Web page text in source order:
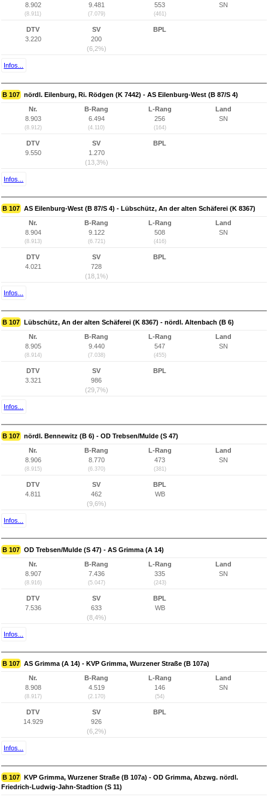
8.902
(8.911)
9.481
(7.079)
553
(461)
SN
DTV
3.220
SV
200
(6,2%)
BPL
Infos...
B 107 nördl. Eilenburg, Ri. Rödgen (K 7442) - AS Eilenburg-West (B 87/S 4)
Nr.
8.903
(8.912)
B-Rang
6.494
(4.110)
L-Rang
256
(164)
Land
SN
DTV
9.550
SV
1.270
(13,3%)
BPL
Infos...
B 107 AS Eilenburg-West (B 87/S 4) - Lübschütz, An der alten Schäferei (K 8367)
Nr.
8.904
(8.913)
B-Rang
9.122
(6.721)
L-Rang
508
(416)
Land
SN
DTV
4.021
SV
728
(18,1%)
BPL
Infos...
B 107 Lübschütz, An der alten Schäferei (K 8367) - nördl. Altenbach (B 6)
Nr.
8.905
(8.914)
B-Rang
9.440
(7.038)
L-Rang
547
(455)
Land
SN
DTV
3.321
SV
986
(29,7%)
BPL
Infos...
B 107 nördl. Bennewitz (B 6) - OD Trebsen/Mulde (S 47)
Nr.
8.906
(8.915)
B-Rang
8.770
(6.370)
L-Rang
473
(381)
Land
SN
DTV
4.811
SV
462
(9,6%)
BPL
WB
Infos...
B 107 OD Trebsen/Mulde (S 47) - AS Grimma (A 14)
Nr.
8.907
(8.916)
B-Rang
7.436
(5.047)
L-Rang
335
(243)
Land
SN
DTV
7.536
SV
633
(8,4%)
BPL
WB
Infos...
B 107 AS Grimma (A 14) - KVP Grimma, Wurzener Straße (B 107a)
Nr.
8.908
(8.917)
B-Rang
4.519
(2.170)
L-Rang
146
(54)
Land
SN
DTV
14.929
SV
926
(6,2%)
BPL
Infos...
B 107 KVP Grimma, Wurzener Straße (B 107a) - OD Grimma, Abzwg. nördl.
Friedrich-Ludwig-Jahn-Stadtion (S 11)